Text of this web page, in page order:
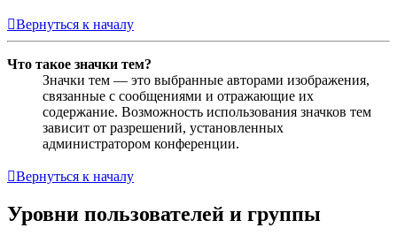
Вернуться к началу
Что такое значки тем?
Значки тем — это выбранные авторами изображения,
связанные с сообщениями и отражающие их
содержание. Возможность использования значков тем
зависит от разрешений, установленных
администратором конференции.
Вернуться к началу
Уровни пользователей и группы